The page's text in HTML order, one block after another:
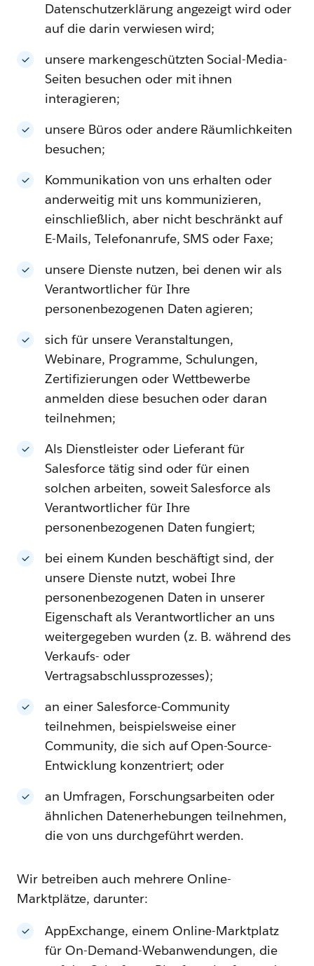
Datenschutzerklärung angezeigt wird oder
auf die darin verwiesen wird;
unsere markengeschützten Social-Media-
Seiten besuchen oder mit ihnen
interagieren;
unsere Büros oder andere Räumlichkeiten
besuchen;
Kommunikation von uns erhalten oder
anderweitig mit uns kommunizieren,
einschließlich, aber nicht beschränkt auf
E-Mails, Telefonanrufe, SMS oder Faxe;
unsere Dienste nutzen, bei denen wir als
Verantwortlicher für Ihre
personenbezogenen Daten agieren;
sich für unsere Veranstaltungen,
Webinare, Programme, Schulungen,
Zertifizierungen oder Wettbewerbe
anmelden diese besuchen oder daran
teilnehmen;
Als Dienstleister oder Lieferant für
Salesforce tätig sind oder für einen
solchen arbeiten, soweit Salesforce als
Verantwortlicher für Ihre
personenbezogenen Daten fungiert;
bei einem Kunden beschäftigt sind, der
unsere Dienste nutzt, wobei Ihre
personenbezogenen Daten in unserer
Eigenschaft als Verantwortlicher an uns
weitergegeben wurden (z. B. während des
Verkaufs- oder
Vertragsabschlussprozesses);
an einer Salesforce-Community
teilnehmen, beispielsweise einer
Community, die sich auf Open-Source-
Entwicklung konzentriert; oder
an Umfragen, Forschungsarbeiten oder
ähnlichen Datenerhebungen teilnehmen,
die von uns durchgeführt werden.
Wir betreiben auch mehrere Online-
Marktplätze, darunter:
AppExchange, einem Online-Marktplatz
für On-Demand-Webanwendungen, die